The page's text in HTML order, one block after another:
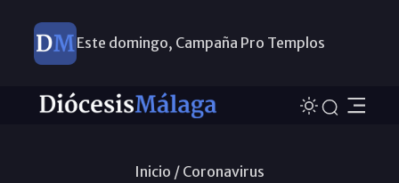
Este domingo, Campaña Pro Templos
Inicio / Coronavirus